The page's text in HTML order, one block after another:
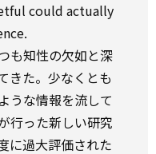
could actually
も知性の欠如と深
きた。少なくとも
うな情報を流して
行った新しい研究
に過大評価された